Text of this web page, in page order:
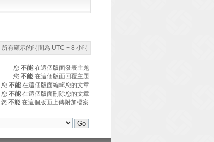
所有顯示的時間為 UTC + 8 小時
您 不能 在這個版面發表主題
您 不能 在這個版面回覆主題
您 不能 在這個版面編輯您的文章
您 不能 在這個版面刪除您的文章
您 不能 在這個版面上傳附加檔案